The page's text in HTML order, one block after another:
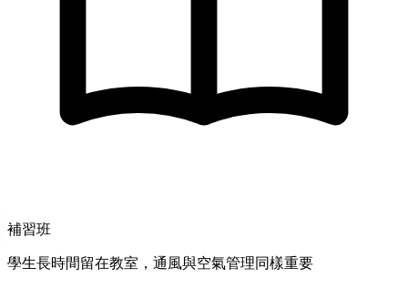
補習班
學生長時間留在教室，通風與空氣管理同樣重要